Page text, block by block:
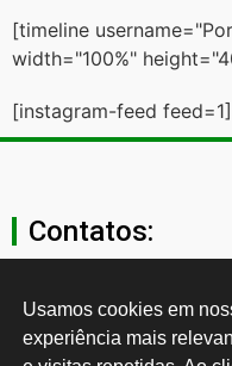
[timeline
width="100%"
[instagram-feed feed=1]
Contatos:
Usamos cookies em
experiência mais